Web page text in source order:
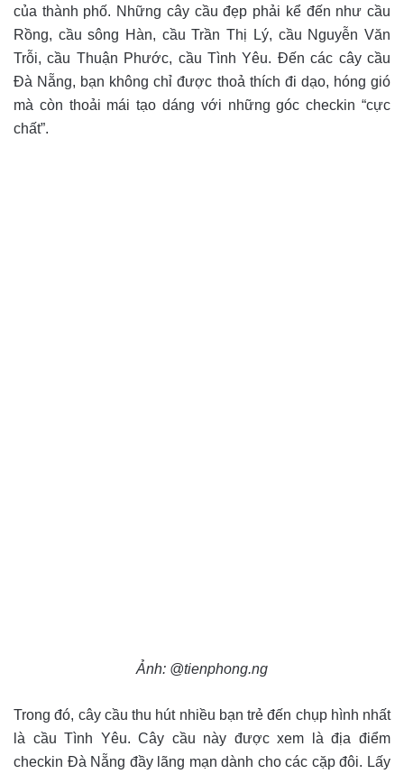
của thành phố. Những cây cầu đẹp phải kể đến như cầu
Rồng, cầu sông Hàn, cầu Trần Thị Lý, cầu Nguyễn Văn
Trỗi, cầu Thuận Phước, cầu Tình Yêu. Đến các cây cầu
Đà Nẵng, bạn không chỉ được thoả thích đi dạo, hóng gió
mà còn thoải mái tạo dáng với những góc checkin “cực
chất”.
Ảnh: @tienphong.ng
Trong đó, cây cầu thu hút nhiều bạn trẻ đến chụp hình nhất
là cầu Tình Yêu. Cây cầu này được xem là địa điểm
checkin Đà Nẵng đầy lãng mạn dành cho các cặp đôi. Lấy